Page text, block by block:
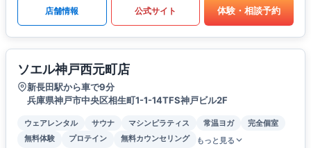
店舗情報 公式サイト 体験・相談予約
ソエル神戸西元町店
新長田駅から車で9分
兵庫県神戸市中央区相生町1-1-14TFS神戸ビル2F
ウェアレンタル サウナ マシンピラティス 常温ヨガ
完全個室
無料体験
プロテイン 無料カウンセリング もっと見る